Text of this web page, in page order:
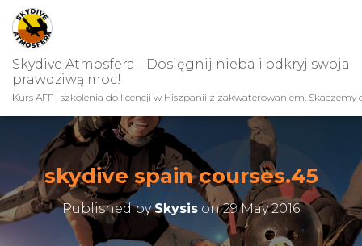
Skydive Atmosfera - Dosięgnij nieba i odkryj swoja
prawdziwą moc!
Kurs AFF i szkolenia do licencji w Hiszpanii z zakwaterowaniem. Skaczemy
skydive spain courses.45
Published bySkysis on29 May 2016